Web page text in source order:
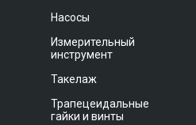
Насосы
Измерительный
инструмент
Такелаж
Трапецеидальные
гайки и винты